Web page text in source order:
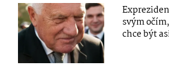
svým
chce být